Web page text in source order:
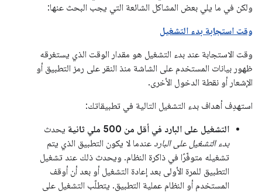
ولكن في ما يلي بعض المشاكل الشائعة التي يجب البحث عنها:
وقت استجابة بدء التشغيل
وقت الاستجابة عند بدء التشغيل هو مقدار الوقت الذي يستغرقه
ظهور بيانات المستخدم على الشاشة منذ النقر على رمز التطبيق أو
الإشعار أو نقطة الدخول الأخرى.
استهدِف أهداف بدء التشغيل التالية في تطبيقاتك:
التشغيل على البارد في أقل من 500 ملي ثانية
يحدث
بدء التشغيل على البارد عندما لا يكون التطبيق الذي يتم
تشغيله متوفّرًا في ذاكرة النظام. ويحدث ذلك عند تشغيل
التطبيق للمرة الأولى بعد إعادة التشغيل أو بعد أن أوقف
المستخدم أو النظام عملية التطبيق. يتطلّب التشغيل على